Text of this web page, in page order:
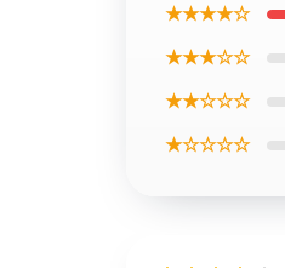
★★★★☆
★★★☆☆
★★☆☆☆
★☆☆☆☆